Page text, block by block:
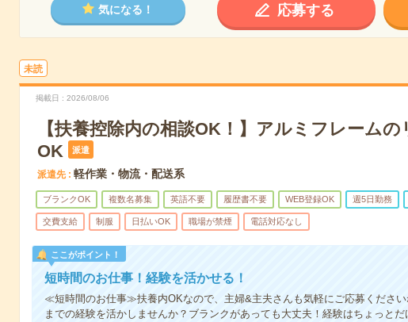
気になる！ 応募する
未読
掲載日 2026/08/06
【扶養控除内の相談OK！】アルミフレーム
OK
派遣
派遣先 軽作業・物流・配送系
ブランクOK 複数名募集 英語不要 履歴書不要 WEB登録OK 週5日勤務
交費支給 制服 日払いOK 職場が禁煙 電話対応なし
ここがポイント！
短時間のお仕事！経験を活かせる！
≪短時間のお仕事≫扶養内OKなので、主婦&主夫さんも気軽にご応募くださ
までの経験を活かしませんか？ブランクがあっても大丈夫！経験はちょっと